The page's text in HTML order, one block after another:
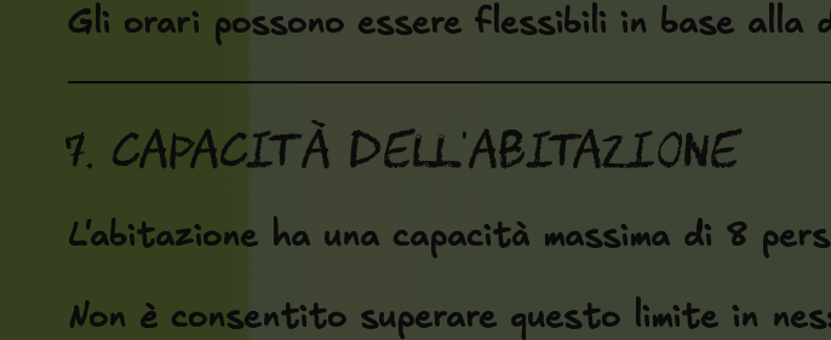
Gli orari possono essere flessibili in base alla
7. Capacità dell'abitazione
L'abitazione ha una capacità massima di 8
Non è consentito superare questo limite in